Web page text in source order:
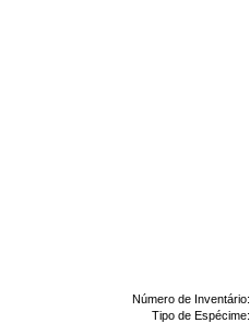
Número de Inventário:
Tipo de Espécime: